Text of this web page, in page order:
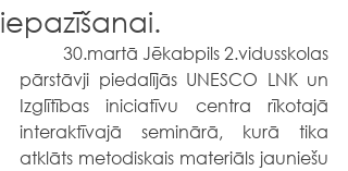
iepazīšanai.
pārstāvji piedalījās UNESCO LNK un
Izglītības iniciatīvu centra rīkotajā
interaktīvajā seminārā, kurā tika
atklāts metodiskais materiāls jauniešu